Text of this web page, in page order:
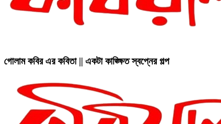
গোলাম কবির এর কবিতা || একটা কাঙ্ক্ষিত স্বপ্নের গল্প